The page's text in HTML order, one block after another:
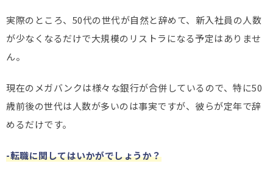
実際のところ、50代の世代が自然と辞めて、新入社員の人数
が少なくなるだけで大規模のリストラになる予定はありませ
ん。
現在のメガバンクは様々な銀行が合併しているので、特に50
歳前後の世代は人数が多いのは事実ですが、彼らが定年で辞
めるだけです。
-転職に関してはいかがでしょうか？